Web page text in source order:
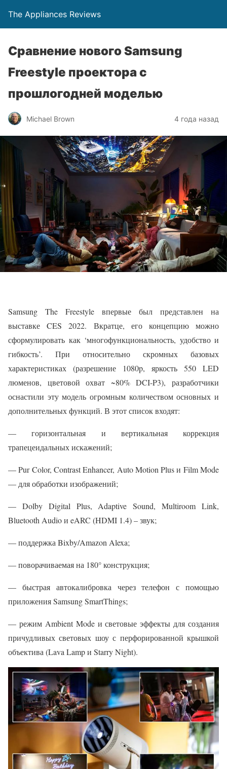
The Appliances Reviews
Сравнение нового Samsung
Freestyle проектора с
прошлогодней моделью
Michael Brown 4 года назад
Samsung The Freestyle впервые был представлен на
выставке CES 2022. Вкратце, его концепцию можно
сформулировать как ‘многофункциональность, удобство и
гибкость’. При относительно скромных базовых
характеристиках (разрешение 1080p, яркость 550 LED
люменов, цветовой охват ~80% DCI-P3), разработчики
оснастили эту модель огромным количеством основных и
дополнительных функций. В этот список входят:
— горизонтальная и вертикальная коррекция
трапецеидальных искажений;
— Pur Color, Contrast Enhancer, Auto Motion Plus и Film Mode
— для обработки изображений;
— Dolby Digital Plus, Adaptive Sound, Multiroom Link,
Bluetooth Audio и eARC (HDMI 1.4) – звук;
— поддержка Bixby/Amazon Alexa;
— поворачиваемая на 180° конструкция;
— быстрая автокалибровка через телефон с помощью
приложения Samsung SmartThings;
— режим Ambient Mode и световые эффекты для создания
причудливых световых шоу с перфорированной крышкой
объектива (Lava Lamp и Starry Night).